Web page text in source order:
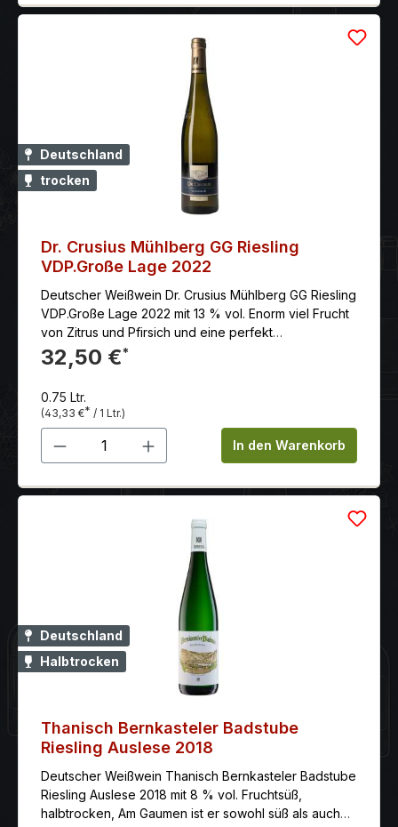
Deutschland
trocken
Dr. Crusius Mühlberg GG Riesling
VDP.Große Lage 2022
Deutscher Weißwein Dr. Crusius Mühlberg GG Riesling
VDP.Große Lage 2022 mit 13 % vol. Enorm viel Frucht
von Zitrus und Pfirsich und eine perfekt
eingebundene Säure. Langanhaltend im Mund und
rassig im Abgang.
32,50 €*
0.75 Ltr.
(43,33 €* / 1 Ltr.)
Produkt Anzahl: Gib denIn den Warenkorb
Deutschland
Halbtrocken
Thanisch Bernkasteler Badstube
Riesling Auslese 2018
Deutscher Weißwein Thanisch Bernkasteler Badstube
Riesling Auslese 2018 mit 8 % vol. Fruchtsüß,
halbtrocken, Am Gaumen ist er sowohl süß als auch